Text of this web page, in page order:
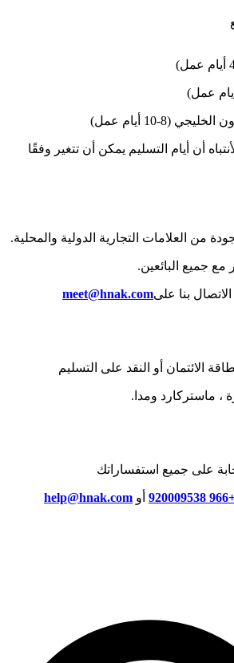
(8-10 أيام عمل)
أن أيام التسليم يمكن أن تتغير وفقًا
من العلامات التجارية الدولية والمحلية.
مع جميع البائعين.
بنا علىmeet@hnak.com
الائتمان أو النقد على التسليم
، ماستركارد ومدا.
على جميع استفساراتك
+966 أو help@hnak.com